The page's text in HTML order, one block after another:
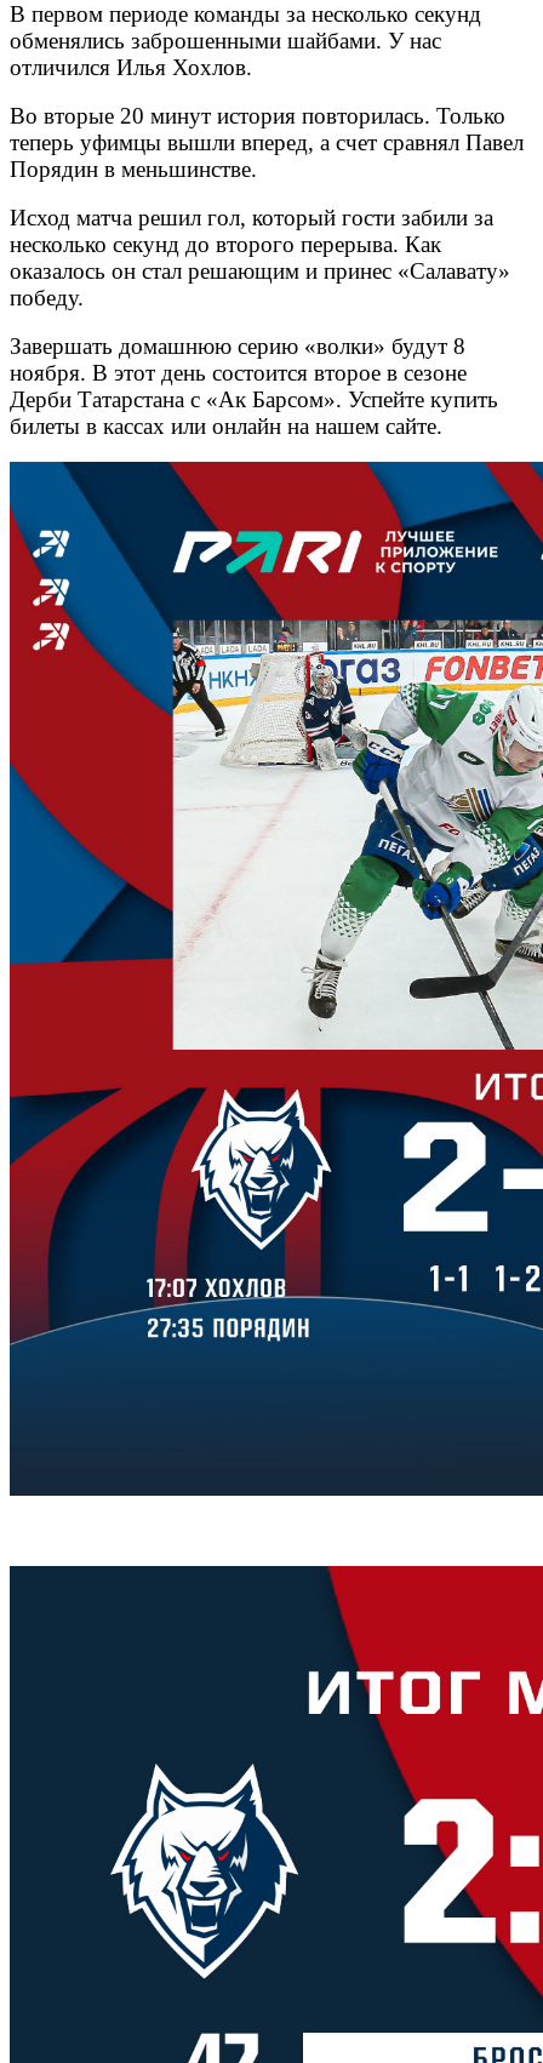
В первом периоде команды за несколько секунд
обменялись заброшенными шайбами. У нас
отличился Илья Хохлов.
Во вторые 20 минут история повторилась. Только
теперь уфимцы вышли вперед, а счет сравнял Павел
Порядин в меньшинстве.
Исход матча решил гол, который гости забили за
несколько секунд до второго перерыва. Как
оказалось он стал решающим и принес «Салавату»
победу.
Завершать домашнюю серию «волки» будут 8
ноября. В этот день состоится второе в сезоне
Дерби Татарстана с «Ак Барсом». Успейте купить
билеты в кассах или онлайн на нашем сайте.